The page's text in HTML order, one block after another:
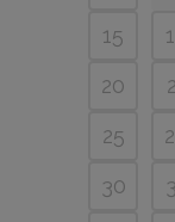
15
20
25
30